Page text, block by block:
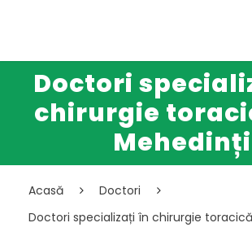
Doctori
chirurgie
Mehedinți
Acasă
Doctori
Doctori specializați în chirurgie toracică